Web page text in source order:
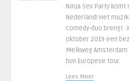
Ninja Sex Party komt
Nederland! Het
comedy-duo brengt
oktober 2019 een
Melkweg
hun Europese tour.
Lees Meer